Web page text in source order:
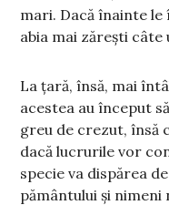
mari. Dacă înainte le
abia mai zărești
La țară, însă, mai
acestea au început
greu de crezut, însă
dacă lucrurile vor
specie va dispărea
pământului și nimeni